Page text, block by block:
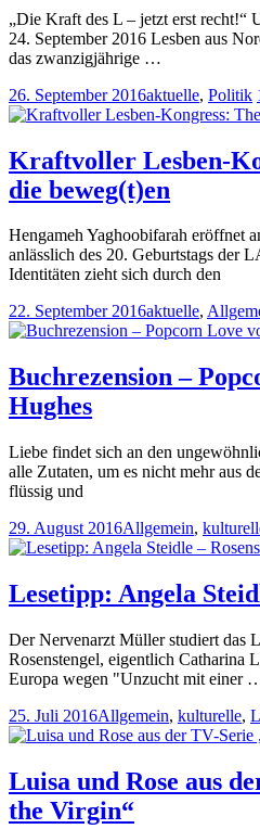
„Die Kraft des L – jetzt erst recht!“
24. September 2016 Lesben aus
das zwanzigjährige …
26. September 2016aktuelle, Politik
Kraftvoller Lesben-
die beweg(t)en
Hengameh Yaghoobifarah eröffnet
anlässlich des 20. Geburtstags der
Identitäten zieht sich durch den
22. September 2016aktuelle,
Buchrezension –
Hughes
Liebe findet sich an den
alle Zutaten, um es nicht mehr aus
flüssig und
29. August 2016Allgemein,
Lesetipp: Angela
Der Nervenarzt Müller studiert das
Rosenstengel, eigentlich Catharina
Europa wegen "Unzucht mit einer
25. Juli 2016Allgemein, kulturelle,
Luisa und Rose aus
the Virgin“